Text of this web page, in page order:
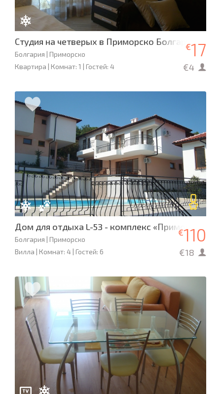
Студия на четверых в Приморско Болгария
Болгария | Приморско
Квартира | Комнат: 1 | Гостей: 4
€17
€4
Дом для отдыха L-53 - комплекс «Приморско
Болгария | Приморско
Вилла | Комнат: 4 | Гостей: 6
€110
€18